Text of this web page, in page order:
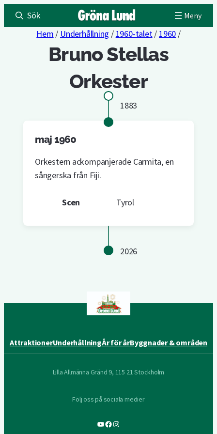
Sök
Hem / Underhållning / 1960-talet/ 1960 /
Bruno Stellas
Orkester
1883
maj 1960
Orkestern ackompanjerade Carmita, en
sångerska från Fiji.
Scen Tyrol
2026
AttraktionerUnderhållningÅr för årByggnader & områden
Lilla Allmänna Gränd 9, 115 21 Stockholm
Följ oss på sociala medier
YouTube
Facebook
Instagram